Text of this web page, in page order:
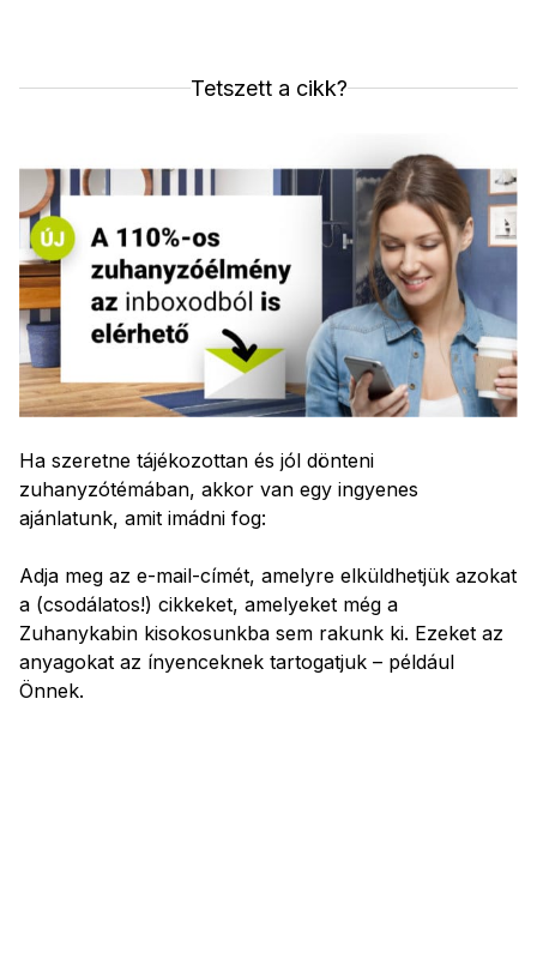
Tetszett a cikk?
Ha szeretne tájékozottan és jól dönteni
zuhanyzótémában, akkor van egy ingyenes
ajánlatunk, amit imádni fog:
Adja meg az e-mail-címét, amelyre elküldhetjük azokat
a (csodálatos!) cikkeket, amelyeket még a
Zuhanykabin kisokosunkba sem rakunk ki. Ezeket az
anyagokat az ínyenceknek tartogatjuk – például
Önnek.